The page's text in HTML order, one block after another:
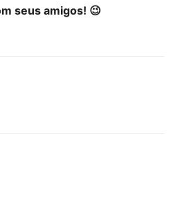
seus amigos! 😉